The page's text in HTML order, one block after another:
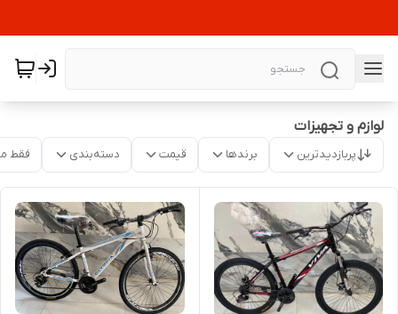
لوازم و تجهیزات
پربازدیدترین برندها قیمت دسته‌بندی فقط